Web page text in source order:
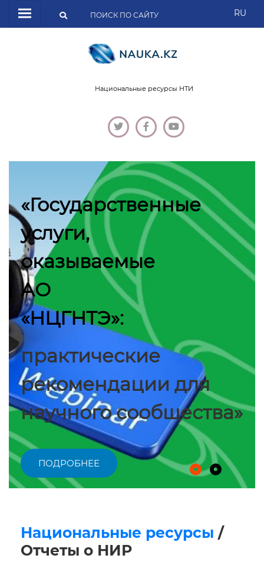
RU
Национальные ресурсы НТИ
«Государственные
услуги,
оказываемые
АО
«НЦГНТЭ»:
практические
рекомендации для
научного сообщества»
ПОДРОБНЕЕ
Национальные ресурсы /
Отчеты о НИР